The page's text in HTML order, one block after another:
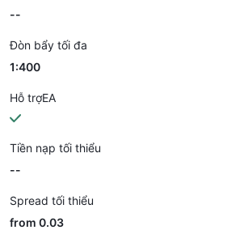
--
Đòn bẩy tối đa
1:400
Hỗ trợEA
Tiền nạp tối thiểu
--
Spread tối thiểu
from 0.03